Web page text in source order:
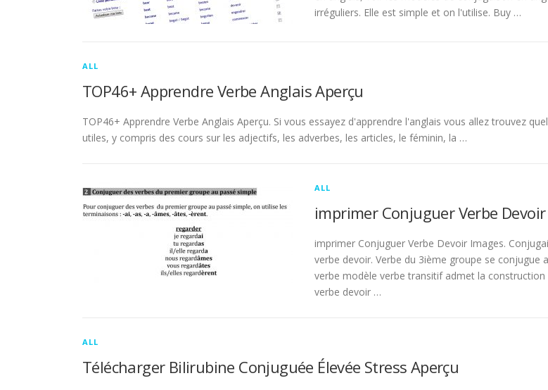
irréguliers. Elle est simple et on l'utilise. Buy …
ALL
TOP46+ Apprendre Verbe Anglais Aperçu
TOP46+ Apprendre Verbe Anglais Aperçu. Si vous essayez d'apprendre l'anglais vous allez trouvez
utiles, y compris des cours sur les adjectifs, les adverbes, les articles, le féminin, la …
ALL
imprimer Conjuguer Verbe
imprimer Conjuguer Verbe Devoir Images.
verbe devoir. Verbe du 3ième groupe se conjugue
verbe modèle verbe transitif admet la construction
verbe devoir …
ALL
Télécharger Bilirubine Conjuguée Élevée Stress Aperçu